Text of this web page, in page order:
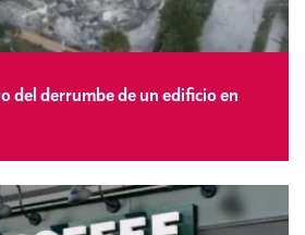
del derrumbe de un edificio en